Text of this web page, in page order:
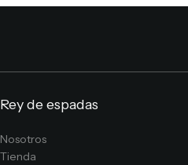
Rey de espadas
Nosotros
Tienda